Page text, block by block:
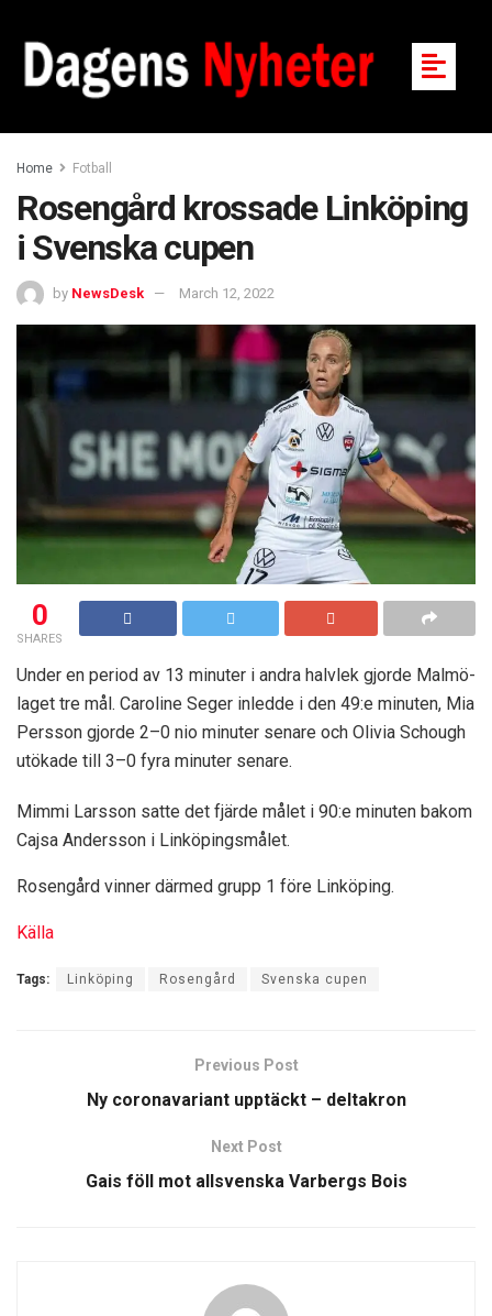
Home Fotball
Rosengård krossade Linköping
i Svenska cupen
by NewsDesk March 12, 2022
0
SHARES
Under en period av 13 minuter i andra halvlek gjorde Malmö-
laget tre mål. Caroline Seger inledde i den 49:e minuten, Mia
Persson gjorde 2–0 nio minuter senare och Olivia Schough
utökade till 3–0 fyra minuter senare.
Mimmi Larsson satte det fjärde målet i 90:e minuten bakom
Cajsa Andersson i Linköpingsmålet.
Rosengård vinner därmed grupp 1 före Linköping.
Källa
Tags: Linköping Rosengård Svenska cupen
Previous Post
Ny coronavariant upptäckt – deltakron
Next Post
Gais föll mot allsvenska Varbergs Bois